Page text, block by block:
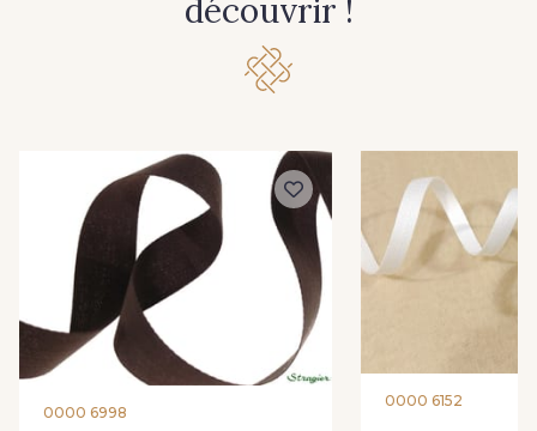
369 - 369 Turquoise
402 - 402 Beige Taupé 407 - 407 Rose pâle
421 - 421 Vert Tilleul 425 - 425 Camel
445 - 445 Cobble
découvrir !
0000 6998
0000 6152